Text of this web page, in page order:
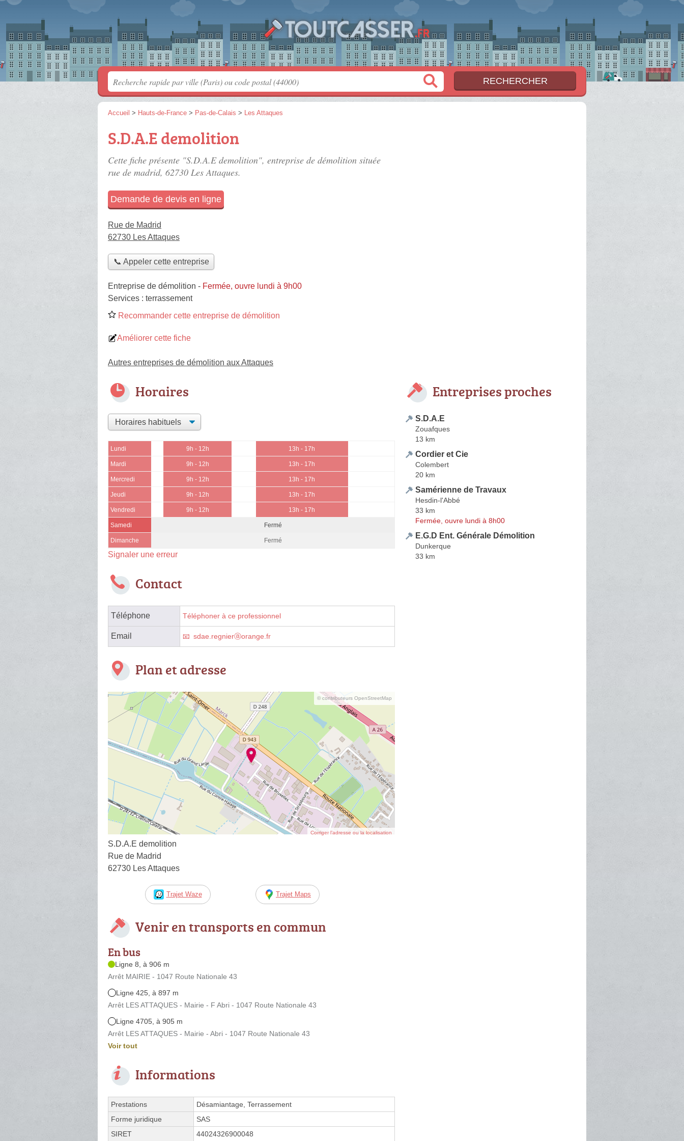
Accueil > Hauts-de-France > Pas-de-Calais > Les Attaques
S.D.A.E demolition
Cette fiche présente "S.D.A.E demolition", entreprise de démolition située
rue de madrid, 62730 Les Attaques.
Demande de devis en ligne
Rue de Madrid
62730 Les Attaques
📞 Appeler cette entreprise
Entreprise de démolition - Fermée, ouvre lundi à 9h00
Services : terrassement
Recommander cette entreprise de démolition
Améliorer cette fiche
Autres entreprises de démolition aux Attaques
Horaires
Lundi 9h - 12h 13h - 17h
Mardi 9h - 12h 13h - 17h
Mercredi 9h - 12h 13h - 17h
Jeudi 9h - 12h 13h - 17h
Vendredi 9h - 12h 13h - 17h
Samedi Fermé
Dimanche Fermé
Signaler une erreur
Contact
Téléphone Téléphoner à ce professionnel
Email sdae.regnierⓐorange.fr
Plan et adresse
© contributeurs OpenStreetMap
Corriger l’adresse ou la localisation
S.D.A.E demolition
Rue de Madrid
62730 Les Attaques
Trajet Waze Trajet Maps
Venir en transports en commun
En bus
Ligne 8, à 906 m
Arrêt MAIRIE - 1047 Route Nationale 43
Ligne 425, à 897 m
Arrêt LES ATTAQUES - Mairie - F Abri - 1047 Route Nationale 43
Ligne 4705, à 905 m
Arrêt LES ATTAQUES - Mairie - Abri - 1047 Route Nationale 43
Voir tout
Informations
Prestations
Désamiantage, Terrassement
Forme juridique
SAS
SIRET
44024326900048
Entreprises proches
S.D.A.E
Zouafques
13 km
Cordier et Cie
Colembert
20 km
Samérienne de Travaux
Hesdin-l'Abbé
33 km
Fermée, ouvre lundi à 8h00
E.G.D Ent. Générale Démolition
Dunkerque
33 km